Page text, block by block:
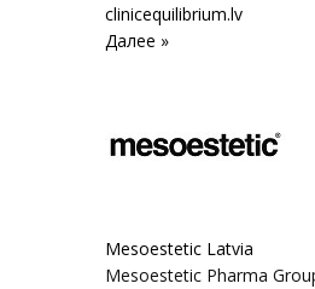
clinicequilibrium.lv
Далее »
Mesoestetic Latvia
Mesoestetic Pharma